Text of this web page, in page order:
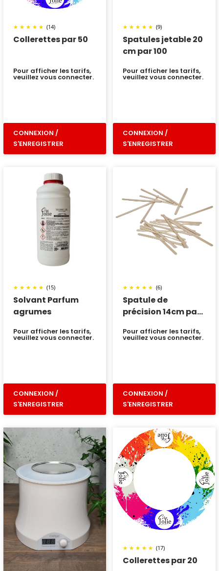
Collerettes par 50
(14)
Pour afficher les tarifs,
veuillez vous connecter.
CONNEXION /
S'ENREGISTRER
Spatules jetable 20
cm par 100
(9)
Pour afficher les tarifs,
veuillez vous connecter.
CONNEXION /
S'ENREGISTRER
Solvant Parfum
agrumes
(15)
Pour afficher les tarifs,
veuillez vous connecter.
CONNEXION /
S'ENREGISTRER
Spatule de
précision 14cm par
(6)
Pour afficher les tarifs,
veuillez vous connecter.
CONNEXION /
S'ENREGISTRER
Collerettes par 20
(17)